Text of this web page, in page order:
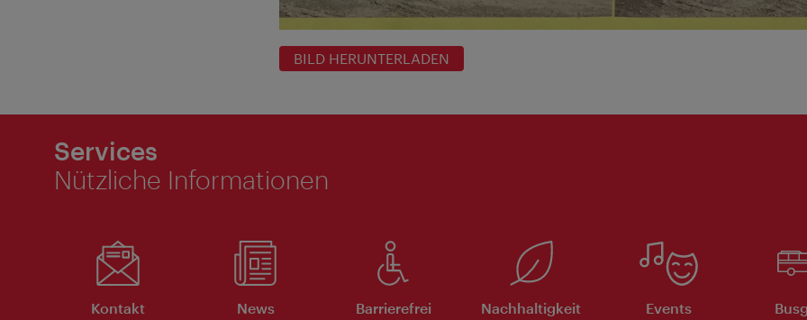
BILD HERUNTERLADEN
Services
Nützliche Informationen
Kontakt News Barrierefrei Nachhaltigkeit Events